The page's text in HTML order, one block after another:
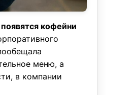
кофейни
меню, а
в компании